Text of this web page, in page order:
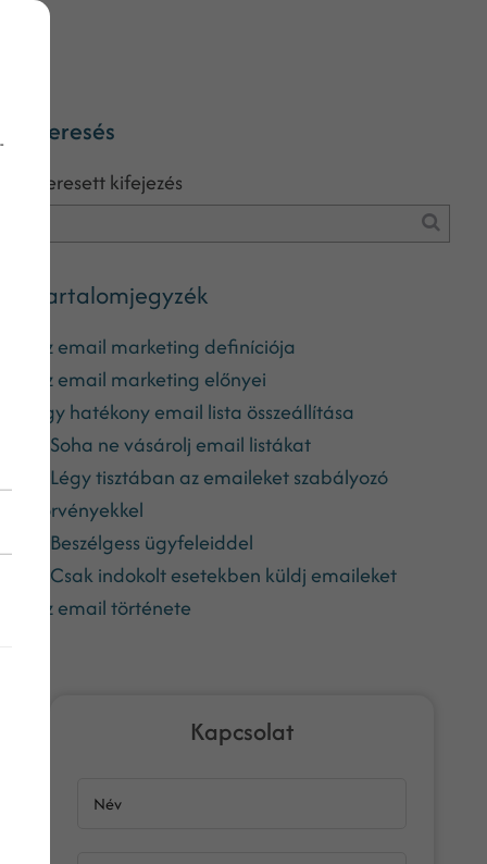
Keresés
Keresett kifejezés
Tartalomjegyzék
Az email marketing definíciója
Az email marketing előnyei
Egy hatékony email lista összeállítása
Soha ne vásárolj email listákat
Légy tisztában az emaileket szabályozó
törvényekkel
Beszélgess ügyfeleiddel
Csak indokolt esetekben küldj emaileket
Az email története
Kapcsolat
Név